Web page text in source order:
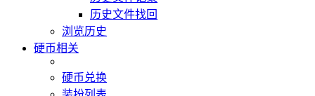
历史文件找回
浏览历史
硬币相关
硬币兑换